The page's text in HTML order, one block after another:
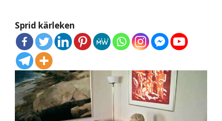
Sprid kärleken